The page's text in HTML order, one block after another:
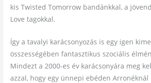
kis Twisted Tomorrow bandánkkal, a
Love tagokkal.
Így a tavalyi karácsonyozás is egy igen
összességében fantasztikus szociális
Mindezt a 2000-es év karácsonyára meg
azzal, hogy egy ünnepi ebéden Arronéknál